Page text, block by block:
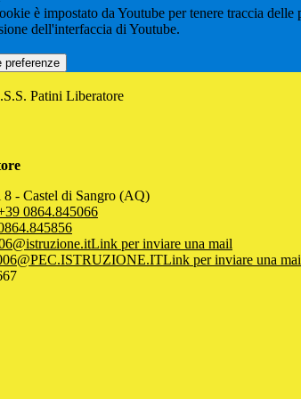
è impostato da Youtube per tenere traccia
dell'interfaccia di Youtube.
preferenze
Patini Liberatore
8 - Castel di Sangro (AQ)
0864.845066
Link per inviare una mail
Link per inviare una